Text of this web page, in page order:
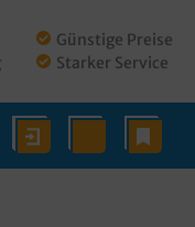
Günstige Preise
Starker Service